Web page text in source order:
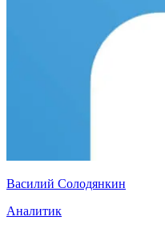
Василий Солодянкин
Аналитик